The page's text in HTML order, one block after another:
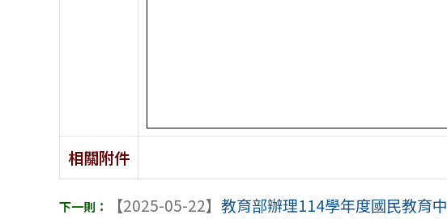
相關附件
【2025-05-22】教育部辦理114學年度國民教育